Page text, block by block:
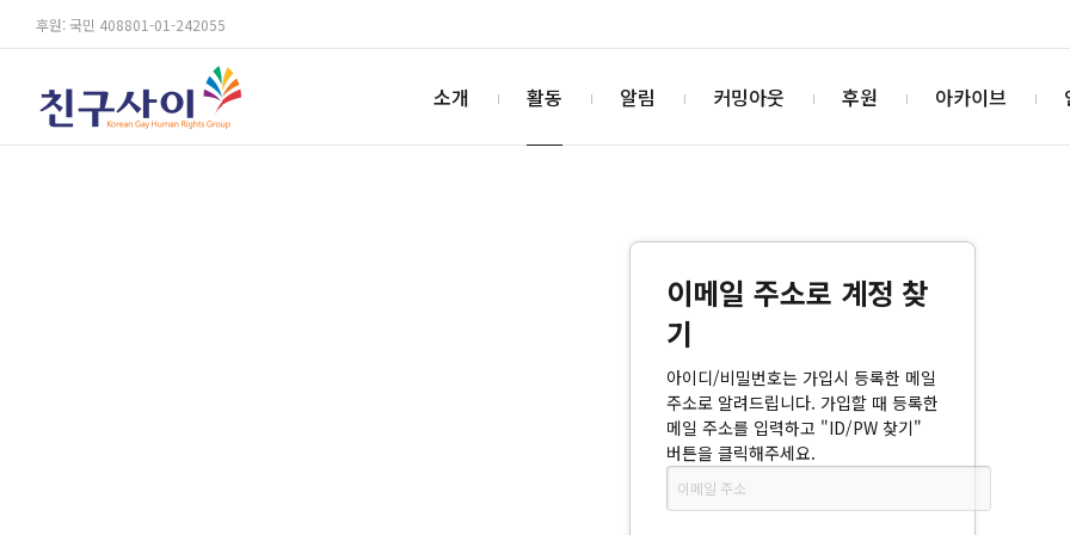
후원: 국민 408801-01-242055
소개 활동 알림 커밍아웃 후원 아카이브
이메일 주소로 계정 찾
기
아이디/비밀번호는 가입시 등록한 메일
주소로 알려드립니다. 가입할 때 등록한
메일 주소를 입력하고 "ID/PW 찾기"
버튼을 클릭해주세요.